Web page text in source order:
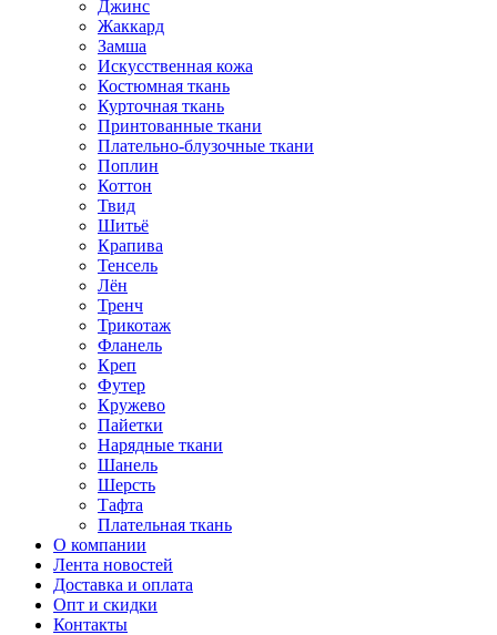
Джинс
Жаккард
Замша
Искусственная кожа
Костюмная ткань
Курточная ткань
Принтованные ткани
Плательно-блузочные ткани
Поплин
Коттон
Твид
Шитьё
Крапива
Тенсель
Лён
Тренч
Трикотаж
Фланель
Креп
Футер
Кружево
Пайетки
Нарядные ткани
Шанель
Шерсть
Тафта
Плательная ткань
О компании
Лента новостей
Доставка и оплата
Опт и скидки
Контакты